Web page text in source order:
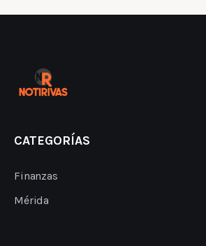
CATEGORÍAS
Finanzas
Mérida